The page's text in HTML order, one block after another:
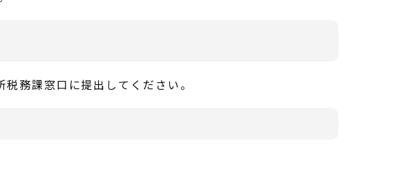
務課窓口に提出してください。